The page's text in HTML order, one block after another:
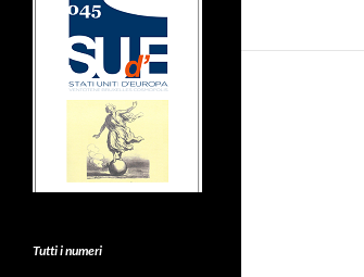
Tutti i numeri